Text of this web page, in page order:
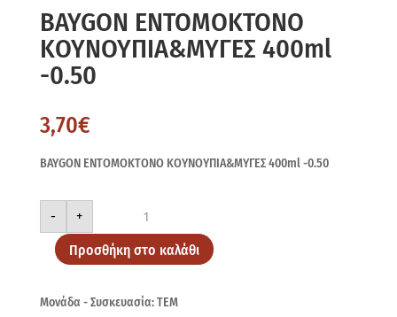
BAYGON ΕΝΤΟΜΟΚΤΟΝΟ
ΚΟΥΝΟΥΠΙΑ&ΜΥΓΕΣ 400ml
-0.50
3,70€
BAYGON ΕΝΤΟΜΟΚΤΟΝΟ ΚΟΥΝΟΥΠΙΑ&ΜΥΓΕΣ 400ml -0.50
-
BAYGON
ΕΝΤΟΜΟΚΤΟΝΟ
ΚΟΥΝΟΥΠΙΑ&ΜΥΓΕΣ
400ml
-0.50
ποσότητα
+
Προσθήκη στο καλάθι
Μονάδα - Συσκευασία: ΤΕΜ